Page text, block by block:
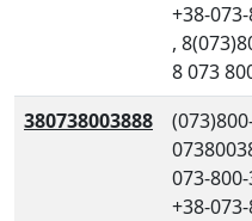
+38-
,
8 073
380738003888
073-
+38-